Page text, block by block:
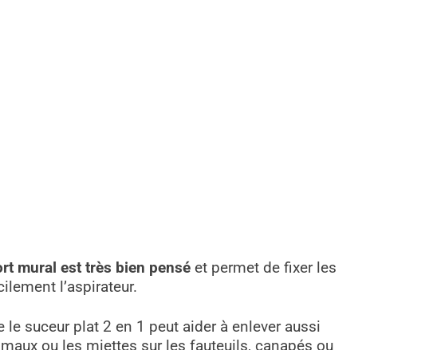
mural est très bien pensé et permet de fixer les
l’aspirateur.
suceur plat 2 en 1 peut aider à enlever aussi
ou les miettes sur les fauteuils, canapés ou